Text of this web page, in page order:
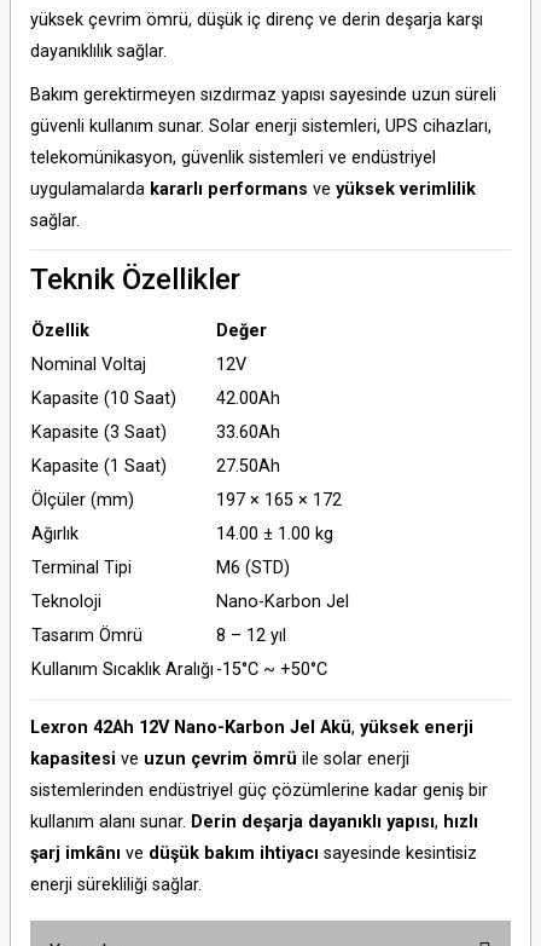
yüksek çevrim ömrü, düşük iç direnç ve derin deşarja karşı
dayanıklılık sağlar.
Bakım gerektirmeyen sızdırmaz yapısı sayesinde uzun süreli
güvenli kullanım sunar. Solar enerji sistemleri, UPS cihazları,
telekomünikasyon, güvenlik sistemleri ve endüstriyel
uygulamalarda kararlı performans ve yüksek verimlilik
sağlar.
Teknik Özellikler
Özellik
Değer
Nominal Voltaj
12V
Kapasite (10 Saat)
42.00Ah
Kapasite (3 Saat)
33.60Ah
Kapasite (1 Saat)
27.50Ah
Ölçüler (mm)
197 × 165 × 172
Ağırlık
14.00 ± 1.00 kg
Terminal Tipi
M6 (STD)
Teknoloji
Nano-Karbon Jel
Tasarım Ömrü
8 – 12 yıl
Kullanım Sıcaklık Aralığı -15°C ~ +50°C
Lexron 42Ah 12V Nano-Karbon Jel Akü, yüksek enerji
kapasitesi ve uzun çevrim ömrü ile solar enerji
sistemlerinden endüstriyel güç çözümlerine kadar geniş bir
kullanım alanı sunar. Derin deşarja dayanıklı yapısı, hızlı
şarj imkânı ve düşük bakım ihtiyacı sayesinde kesintisiz
enerji sürekliliği sağlar.